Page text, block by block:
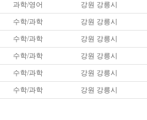
과학/영어 강원 강릉시
수학/과학 강원 강릉시
수학/과학 강원 강릉시
수학/과학 강원 강릉시
수학/과학 강원 강릉시
수학/과학 강원 강릉시